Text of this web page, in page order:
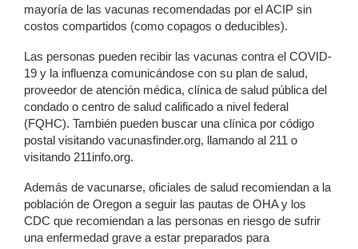
mayoría de las vacunas recomendadas por el ACIP sin
costos compartidos (como copagos o deducibles).
Las personas pueden recibir las vacunas contra el COVID-
19 y la influenza comunicándose con su plan de salud,
proveedor de atención médica, clínica de salud pública del
condado o centro de salud calificado a nivel federal
(FQHC). También pueden buscar una clínica por código
postal visitando vacunasfinder.org, llamando al 211 o
visitando 211info.org.
Además de vacunarse, oficiales de salud recomiendan a la
población de Oregon a seguir las pautas de OHA y los
CDC que recomiendan a las personas en riesgo de sufrir
una enfermedad grave a estar preparados para